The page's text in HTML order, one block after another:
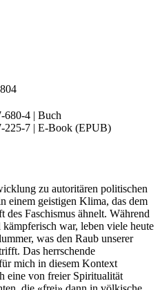
680-4 | Buch
225-7 | E-Book (EPUB)
zu autoritären politischen
einem geistigen Klima, das dem
des Faschismus ähnelt. Während
war, leben viele heute
was den Raub unserer
Das herrschende
mich in diesem Kontext
eine von freier Spiritualität